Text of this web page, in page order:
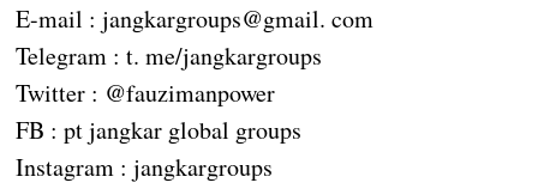
E-mail : jangkargroups@gmail. com
Telegram : t. me/jangkargroups
Twitter : @fauzimanpower
FB : pt jangkar global groups
Instagram : jangkargroups